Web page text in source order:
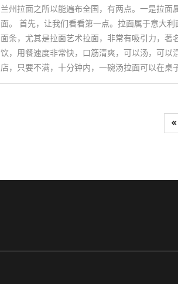
兰州拉面之所以能遍布全国，有两点。一是拉
面。 首先，让我们看看第一点。拉面属于意大
面条，尤其是拉面艺术拉面，非常有吸引力，
饮，用餐速度非常快，口筋清爽，可以汤，可
店，只要不满，十分钟内，一碗汤拉面可以在桌